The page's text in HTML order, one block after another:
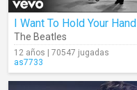
I Want To Hold Your Hand
The Beatles
12 años | 70547 jugadas
as7733